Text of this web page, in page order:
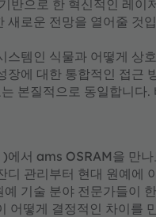
반으로 한 혁신적인 레이
새로운 전망을 열어줄 것
템인 식물과 어떻게 상
에 대한 통합적인 접근
본질적으로 동일합니다
)에서 ams OSRAM을 만나
관리부터 현대 원예에
기술 분야 전문가들이
어떻게 결정적인 차이를